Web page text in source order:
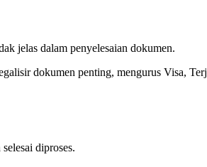
jelas dalam penyelesaian dokumen.
dokumen penting, mengurus Visa,
diproses.